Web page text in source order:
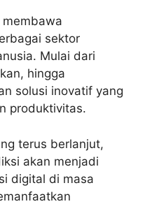
sektor
Mulai dari
hingga
solusi inovatif yang
produktivitas.
terus berlanjut,
akan menjadi
digital di masa